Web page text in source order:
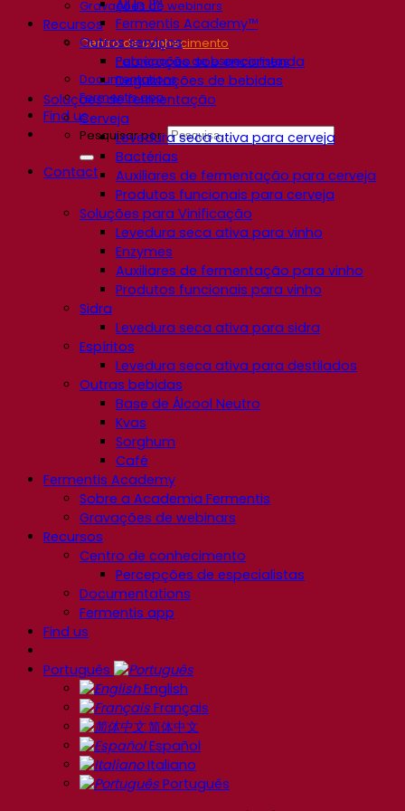
Gravações de webinars
Recursos
Centro de conhecimento
Percepções de especialistas
Documentations
Fermentis app
Find us
Pesquisar por:
Contact
All In 1™
Fermentis Academy™
Outros serviços
Fabricação sob encomenda
Degustações de bebidas
Soluções de fermentação
Cerveja
Levedura seca ativa para cerveja
Bactérias
Auxiliares de fermentação para cerveja
Produtos funcionais para cerveja
Soluções para Vinificação
Levedura seca ativa para vinho
Enzymes
Auxiliares de fermentação para vinho
Produtos funcionais para vinho
Sidra
Levedura seca ativa para sidra
Espíritos
Levedura seca ativa para destilados
Outras bebidas
Base de Álcool Neutro
Kvas
Sorghum
Café
Fermentis Academy
Sobre a Academia Fermentis
Gravações de webinars
Recursos
Centro de conhecimento
Percepções de especialistas
Documentations
Fermentis app
Find us
Português
English
Français
简体中文
Español
Italiano
Português